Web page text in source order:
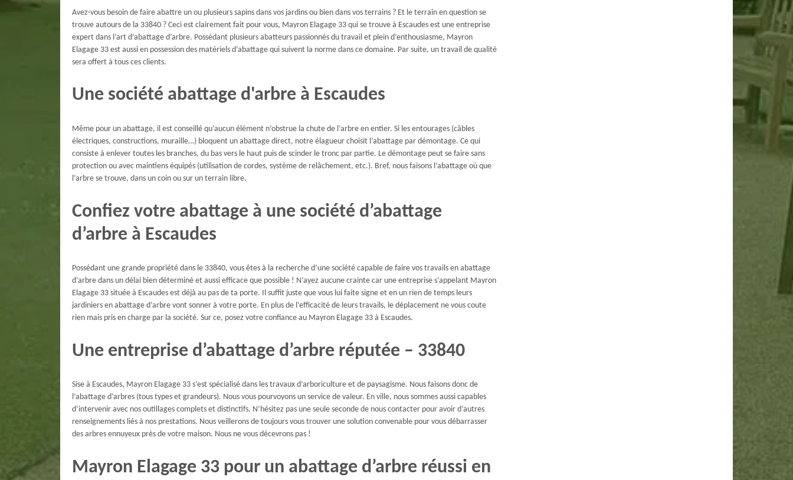
Avez-vous besoin de faire abattre un ou plusieurs sapins dans vos jardins ou bien dans vos terrains ? Et le terrain en question se
trouve autours de la 33840 ? Ceci est clairement fait pour vous, Mayron Elagage 33 qui se trouve à Escaudes est une entreprise
expert dans l’art d’abattage d’arbre. Possédant plusieurs abatteurs passionnés du travail et plein d’enthousiasme, Mayron
Elagage 33 est aussi en possession des matériels d’abattage qui suivent la norme dans ce domaine. Par suite, un travail de qualité
sera offert à tous ces clients.
Une société abattage d'arbre à Escaudes
Même pour un abattage, il est conseillé qu’aucun élément n’obstrue la chute de l’arbre en entier. Si les entourages (câbles
électriques, constructions, muraille…) bloquent un abattage direct, notre élagueur choisit l’abattage par démontage. Ce qui
consiste à enlever toutes les branches, du bas vers le haut puis de scinder le tronc par partie. Le démontage peut se faire sans
protection ou avec maintiens équipés (utilisation de cordes, système de relâchement, etc.). Bref, nous faisons l’abattage où que
l’arbre se trouve, dans un coin ou sur un terrain libre.
Confiez votre abattage à une société d’abattage
d’arbre à Escaudes
Possédant une grande propriété dans le 33840, vous êtes à la recherche d’une société capable de faire vos travails en abattage
d’arbre dans un délai bien déterminé et aussi efficace que possible ! N’ayez aucune crainte car une entreprise s’appelant Mayron
Elagage 33 située à Escaudes est déjà au pas de ta porte. Il suffit juste que vous lui faite signe et en un rien de temps leurs
jardiniers en abattage d’arbre vont sonner à votre porte. En plus de l’efficacité de leurs travails, le déplacement ne vous coute
rien mais pris en charge par la société. Sur ce, posez votre confiance au Mayron Elagage 33 à Escaudes.
Une entreprise d’abattage d’arbre réputée – 33840
Sise à Escaudes, Mayron Elagage 33 s’est spécialisé dans les travaux d’arboriculture et de paysagisme. Nous faisons donc de
l’abattage d’arbres (tous types et grandeurs). Nous vous pourvoyons un service de valeur. En ville, nous sommes aussi capables
d’intervenir avec nos outillages complets et distinctifs. N’hésitez pas une seule seconde de nous contacter pour avoir d’autres
renseignements liés à nos prestations. Nous veillerons de toujours vous trouver une solution convenable pour vous débarrasser
des arbres ennuyeux près de votre maison. Nous ne vous décevrons pas !
Mayron Elagage 33 pour un abattage d’arbre réussi en